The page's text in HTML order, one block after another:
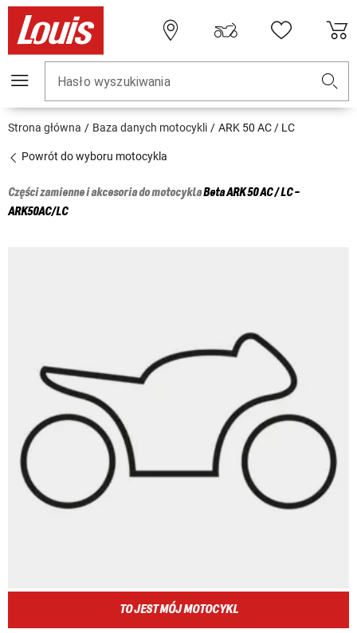
Hasło wyszukiwania
Strona główna Baza danych motocykli ARK 50 AC / LC
Powrót do wyboru motocykla
Części zamienne i akcesoria do motocyklaBetaARK 50 AC / LC -
ARK50AC/LC
TO JEST MÓJ MOTOCYKL